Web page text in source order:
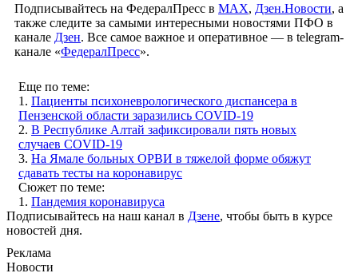
Подписывайтесь на ФедералПресс в МАХ, Дзен.Новости, а
также следите за самыми интересными новостями ПФО в
канале Дзен. Все самое важное и оперативное — в telegram-
канале «ФедералПресс».
Еще по теме:
1. Пациенты психоневрологического диспансера в
Пензенской области заразились COVID-19
2. В Республике Алтай зафиксировали пять новых
случаев COVID-19
3. На Ямале больных ОРВИ в тяжелой форме обяжут
сдавать тесты на коронавирус
Сюжет по теме:
1. Пандемия коронавируса
Подписывайтесь на наш канал в Дзене, чтобы быть в курсе
новостей дня.
Реклама
Новости